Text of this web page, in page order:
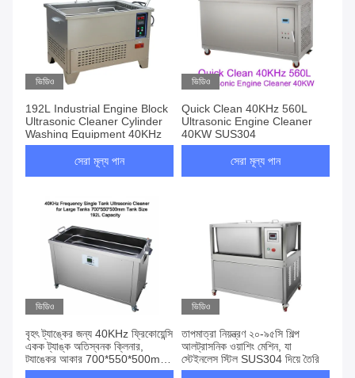
ভিডিও
192L Industrial Engine Block
Ultrasonic Cleaner Cylinder
Washing Equipment 40KHz
সেরা মূল্য পান
ভিডিও
Quick Clean 40KHz 560L
Ultrasonic Engine Cleaner
40KW SUS304
সেরা মূল্য পান
ভিডিও
বৃহৎ ট্যাঙ্কের জন্য 40KHz ফ্রিকোয়েন্সি
একক ট্যাঙ্ক অতিস্বনক ক্লিনার,
ট্যাঙ্কের আকার 700*550*500mm,
ক্ষমতা 192L
ভিডিও
তাপমাত্রা নিয়ন্ত্রণ ২০-৯৫সি শিল্প
আলট্রাসনিক ওয়াশিং মেশিন, যা
স্টেইনলেস স্টিল SUS304 দিয়ে তৈরি